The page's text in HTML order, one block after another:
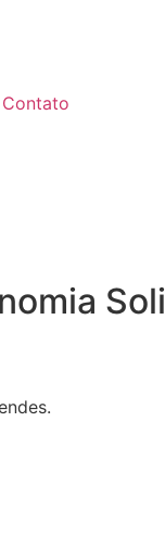
Contato